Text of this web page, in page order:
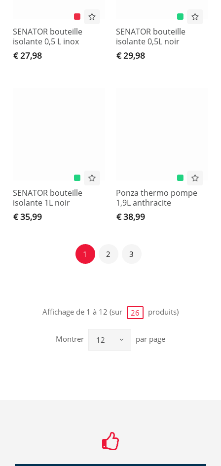
SENATOR bouteille
isolante 0,5 L inox
€ 27,98
SENATOR bouteille
isolante 0,5L noir
€ 29,98
SENATOR bouteille
isolante 1L noir
€ 35,99
Ponza thermo pompe
1,9L anthracite
€ 38,99
1 2 3
Affichage de 1 à 12 (sur 26 produits)
Montrer 12 par page